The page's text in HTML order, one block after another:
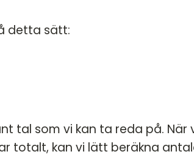
detta sätt:
tal som vi kan ta reda på. När
totalt, kan vi lätt beräkna